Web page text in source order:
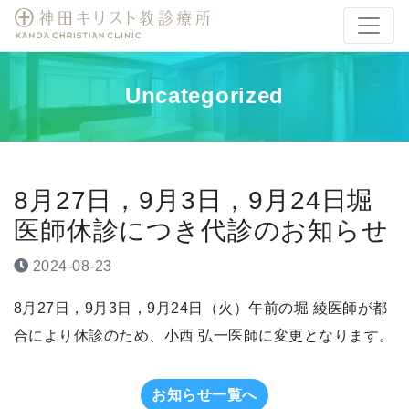
Uncategorized
8月27日，9月3日，9月24日堀
医師休診につき代診のお知らせ
2024-08-23
8月27日，9月3日，9月24日（火）午前の堀 綾医師が都
合により休診のため、小西 弘一医師に変更となります。
お知らせ一覧へ